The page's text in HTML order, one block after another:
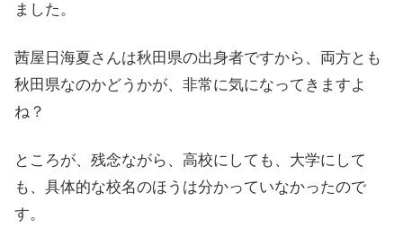
ました。
茜屋日海夏さんは秋田県の出身者ですから、両方とも
秋田県なのかどうかが、非常に気になってきますよ
ね？
ところが、残念ながら、高校にしても、大学にして
も、具体的な校名のほうは分かっていなかったので
す。